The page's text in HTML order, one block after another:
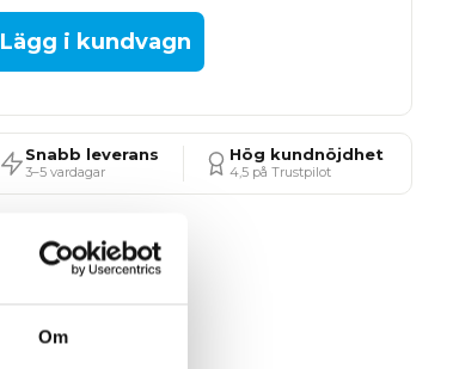
Om
Lägg i kundvagn
Snabb leverans
3–5 vardagar
Hög kundnöjdhet
4,5 på Trustpilot